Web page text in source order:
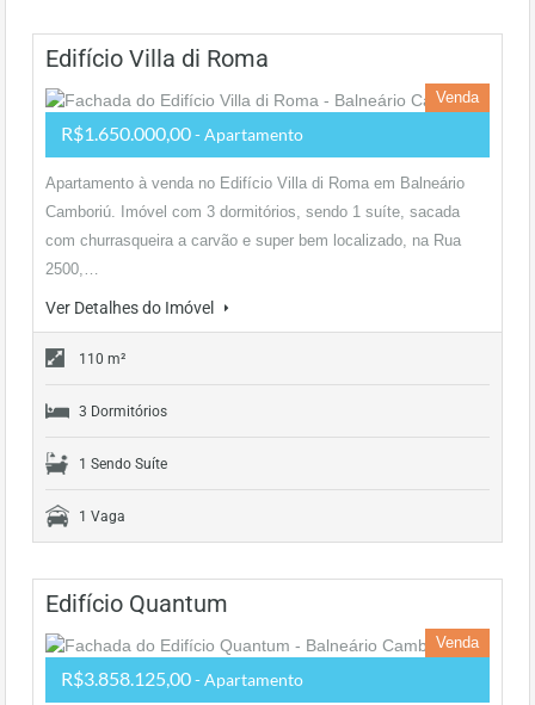
Edifício Villa di Roma
Venda
R$1.650.000,00- Apartamento
Apartamento à venda no Edifício Villa di Roma em Balneário
Camboriú. Imóvel com 3 dormitórios, sendo 1 suíte, sacada
com churrasqueira a carvão e super bem localizado, na Rua
2500,…
Ver Detalhes do Imóvel
110 m²
3 Dormitórios
1 Sendo Suíte
1 Vaga
Edifício Quantum
Venda
R$3.858.125,00- Apartamento